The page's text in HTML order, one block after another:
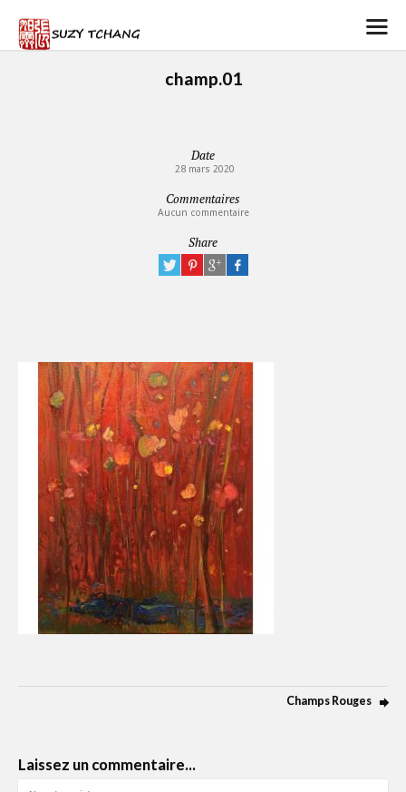
champ.01
Date
28 mars 2020
Commentaires
Aucun commentaire
Share
Champs Rouges
Laissez un commentaire...